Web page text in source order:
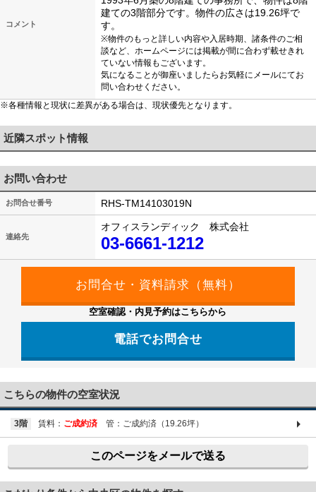
コメント
建ての3階部分です。物件の広さは19.26坪で
す。
※物件のもっと詳しい内容や入居時期、諸条件のご相
談など、ホームページには掲載が間に合わず載せきれ
ていない情報もございます。
気になることが御座いましたらお気軽にメールにてお
問い合わせください。
※各種情報と現状に差異がある場合は、現状優先となります。
近隣スポット情報
お問い合わせ
お問合せ番号 RHS-TM14103019N
連絡先
オフィスランディック 株式会社
03-6661-1212
空室確認・内見予約はこちらから
電話でお問合せ
こちらの物件の空室状況
3階 賃料： ご成約済 管：ご成約済（19.26坪）
このページをメールで送る